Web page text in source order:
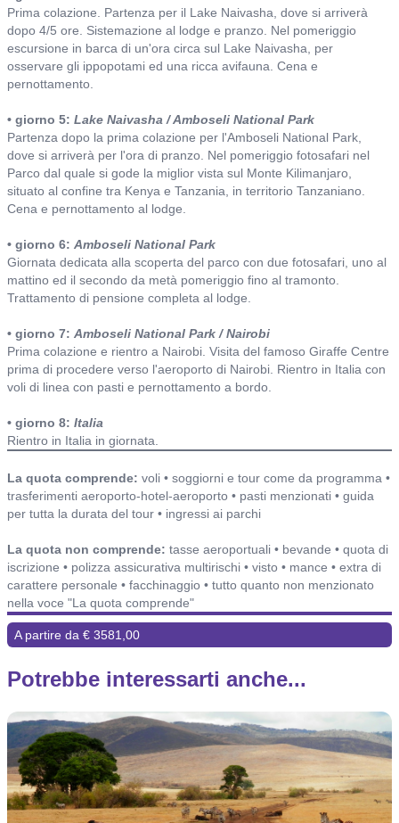
Prima colazione. Partenza per il Lake Naivasha, dove si arriverà
dopo 4/5 ore. Sistemazione al lodge e pranzo. Nel pomeriggio
escursione in barca di un'ora circa sul Lake Naivasha, per
osservare gli ippopotami ed una ricca avifauna. Cena e
pernottamento.
• giorno 5: Lake Naivasha / Amboseli National Park
Partenza dopo la prima colazione per l'Amboseli National Park,
dove si arriverà per l'ora di pranzo. Nel pomeriggio fotosafari nel
Parco dal quale si gode la miglior vista sul Monte Kilimanjaro,
situato al confine tra Kenya e Tanzania, in territorio Tanzaniano.
Cena e pernottamento al lodge.
• giorno 6: Amboseli National Park
Giornata dedicata alla scoperta del parco con due fotosafari, uno al
mattino ed il secondo da metà pomeriggio fino al tramonto.
Trattamento di pensione completa al lodge.
• giorno 7: Amboseli National Park / Nairobi
Prima colazione e rientro a Nairobi. Visita del famoso Giraffe Centre
prima di procedere verso l'aeroporto di Nairobi. Rientro in Italia con
voli di linea con pasti e pernottamento a bordo.
• giorno 8: Italia
Rientro in Italia in giornata.
La quota comprende: voli • soggiorni e tour come da programma •
trasferimenti aeroporto-hotel-aeroporto • pasti menzionati • guida
per tutta la durata del tour • ingressi ai parchi
La quota non comprende: tasse aeroportuali • bevande • quota di
iscrizione • polizza assicurativa multirischi • visto • mance • extra di
carattere personale • facchinaggio • tutto quanto non menzionato
nella voce "La quota comprende"
A partire da € 3581,00
Potrebbe interessarti anche...